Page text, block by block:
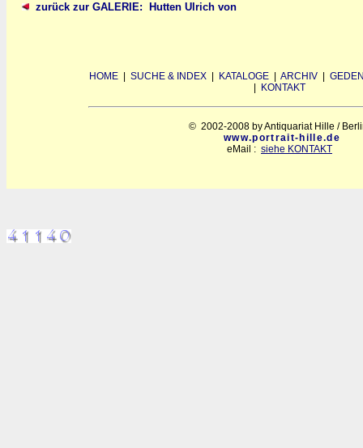
zurück zur GALERIE: Hutten Ulrich von
HOME SUCHE & INDEX KATALOGE ARCHIV
KONTAKT
© 2002-2008 by Antiquariat Hille /
www.portrait-hille.de
eMail : siehe KONTAKT